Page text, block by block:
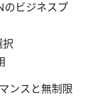
のビジネスプ
択
ンスと無制限